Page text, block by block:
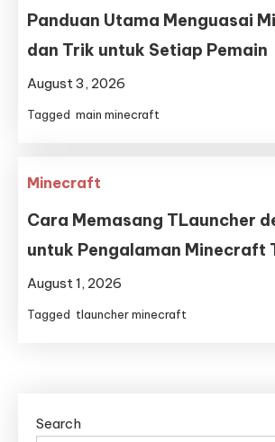
Panduan Utama Menguasai
dan Trik untuk Setiap Pemain
August 3, 2026
Tagged main minecraft
Minecraft
Cara Memasang TLauncher
untuk Pengalaman Minecraft
August 1, 2026
Tagged tlauncher minecraft
Search